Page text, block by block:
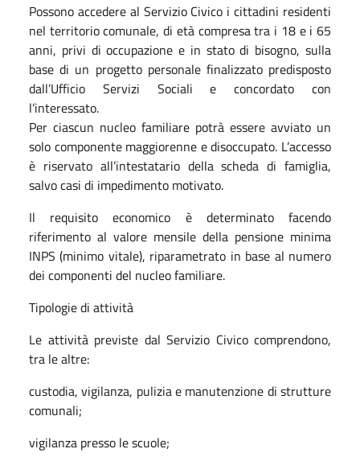
Possono accedere al Servizio Civico i cittadini residenti
nel territorio comunale, di età compresa tra i 18 e i 65
anni, privi di occupazione e in stato di bisogno, sulla
base di un progetto personale finalizzato predisposto
dall’Ufficio Servizi Sociali e concordato con
l’interessato.
Per ciascun nucleo familiare potrà essere avviato un
solo componente maggiorenne e disoccupato. L’accesso
è riservato all’intestatario della scheda di famiglia,
salvo casi di impedimento motivato.
Il requisito economico è determinato facendo
riferimento al valore mensile della pensione minima
INPS (minimo vitale), riparametrato in base al numero
dei componenti del nucleo familiare.
Tipologie di attività
Le attività previste dal Servizio Civico comprendono,
tra le altre:
custodia, vigilanza, pulizia e manutenzione di strutture
comunali;
vigilanza presso le scuole;